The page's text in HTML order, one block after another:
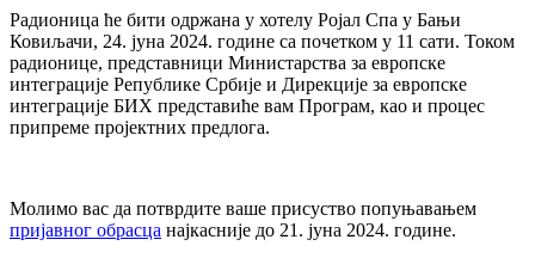
Радионица ће бити одржана у хотелу Ројал Спа у Бањи
Ковиљачи, 24. јуна 2024. године са почетком у 11 сати. Током
радионице, представници Министарства за европске
интеграције Републике Србије и Дирекције за европске
интеграције БИХ представиће вам Програм, као и процес
припреме пројектних предлога.
Молимо вас да потврдите ваше присуство попуњавањем
пријавног обрасца најкасније до 21. јуна 2024. године.